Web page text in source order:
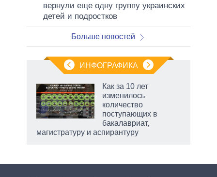
вернули еще одну группу украинских
детей и подростков
Больше новостей
ИНФОГРАФИКА
Как за 10 лет
изменилось
количество
поступающих в
бакалавриат,
магистратуру и аспирантуру